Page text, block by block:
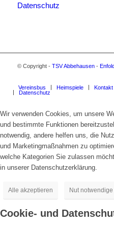
Datenschutz
© Copyright - TSV Abbehausen-
Vereinsbus Heimspiele Kontakt
Datenschutz
Wir verwenden Cookies, um unsere
und bestimmte Funktionen
notwendig, andere helfen uns, die
und Marketingmaßnahmen zu
welche Kategorien Sie zulassen
in unserer Datenschutzerklärung.
Alle akzeptieren Nut
Cookie- und